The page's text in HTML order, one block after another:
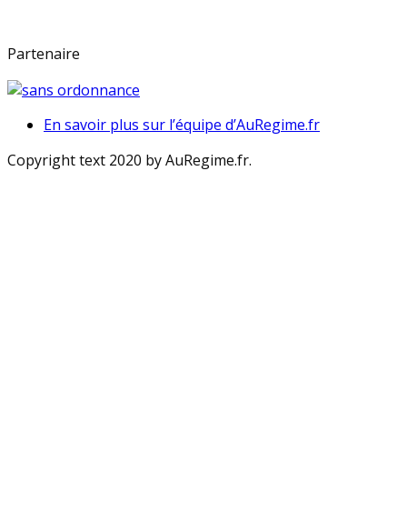
Partenaire
En savoir plus sur l’équipe d’AuRegime.fr
Copyright text 2020 by AuRegime.fr.